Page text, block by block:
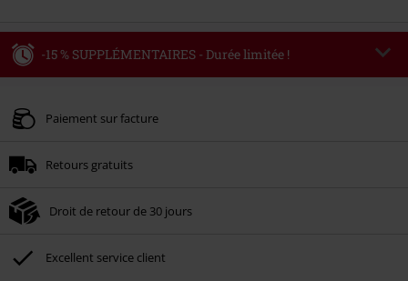
-15 % SUPPLÉMENTAIRES - Durée limitée !
Valable jusqu'au 09/08/2026
Une fois le code saisi, la réduction sera automatiquement déduite à la fin de
Non cumulable avec dautres promotions. Non valable sur : les livres, les
Broilers, Die Ärzte, Die Toten Hosen, Metality, les bons d'achat et les articles
incluant un don.
Paiement sur facture
Retours gratuits
Droit de retour de 30 jours
Excellent service client